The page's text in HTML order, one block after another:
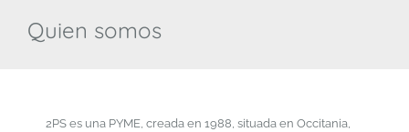
Quien somos
2PS es una PYME, creada en 1988, situada en Occitania,